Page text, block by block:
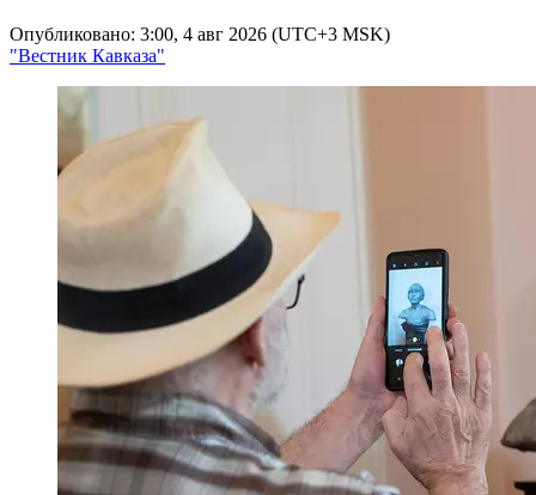
Опубликовано: 3:00, 4 авг 2026 (UTC+3 MSK)
"Вестник Кавказа"